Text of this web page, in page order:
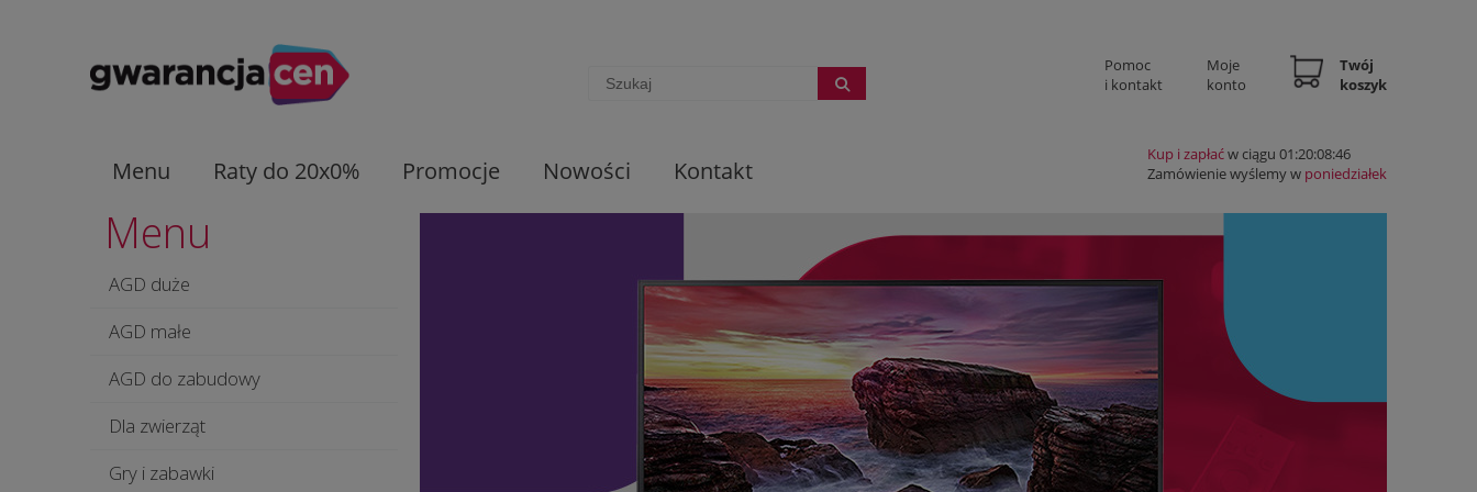
Pomoc
i kontakt
Moje
konto
Twój
koszyk
Menu Raty do 20x0% Promocje Nowości Kontakt
Kup i zapłaćw ciągu 01:20:08:45
Zamówienie wyślemy w poniedziałek
Menu
AGD duże
AGD małe
AGD do zabudowy
Dla zwierząt
Gry i zabawki